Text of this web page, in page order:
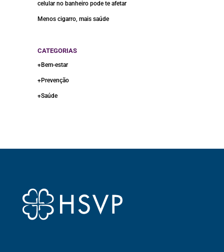
celular no banheiro pode te afetar
Menos cigarro, mais saúde
CATEGORIAS
+Bem-estar
+Prevenção
+Saúde